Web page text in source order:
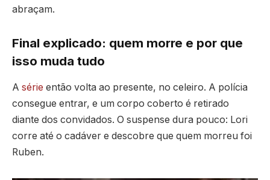
abraçam.
Final explicado: quem morre e por que
isso muda tudo
A série então volta ao presente, no celeiro. A polícia
consegue entrar, e um corpo coberto é retirado
diante dos convidados. O suspense dura pouco: Lori
corre até o cadáver e descobre que quem morreu foi
Ruben.